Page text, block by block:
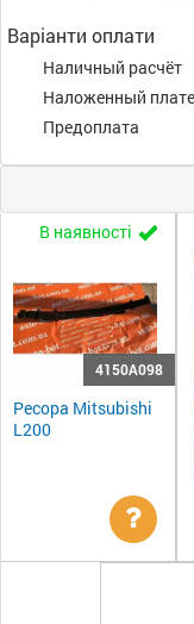
Варіанти оплати
Наличный расчёт
Наложенный
Предоплата
В наявності
4150A098
Ресора Mitsubishi
L200